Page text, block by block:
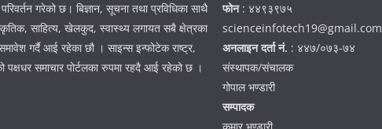
गरेको छ। बिज्ञान, सूचना तथा प्रविधिका साथै
साहित्य, खेलकुद, स्वास्थ्य लगायत सबै क्षेत्रका
गर्दै आई रहेका छौ । साइन्स इन्फोटेक राष्ट्र,
पक्षधर समाचार पोर्टलका रुपमा रहदै आई रहेको छ ।
फोन: ४४९३९७५
scienceinfotech19@gmail.com
अनलाइन दर्ता नं. : ४४७/०७३-७४
संस्थापक/संचालक
गोपाल भण्डारी
सम्पादक